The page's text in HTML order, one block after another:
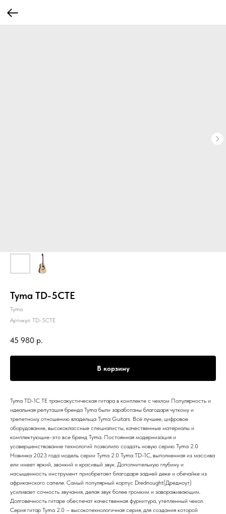
Tyma TD-5CTE
Tyma
Артикул: TD-5CTE
45 980 р.
В корзину
Tyma TD-1C TE трансакустическая гитара в комплекте с чехлом Популярность и
идеальная репутация бренда Tyma были заработаны благодаря чуткому и
трепетному отношению владельца Tyma Guitars. Всё лучшее, цифровое
оборудование, высококлассные специалисты, качественные материалы и
комплектующие-это все бренд Tyma. Постоянная модернизация и
усовершенствование технологий позволило создать новую серию Tyma 2.0
Новинка 2023 года модель серии Tyma 2.0 Tyma TD-1C, выполненная из массива
ели имеет яркий, звонкий и красивый звук. Дополнительную глубину и
насыщенность инструмент приобретает благодаря задней деке и обечайке из
африканского сапеле. Самый популярный корпус Drednought(Дредноут)
усиливает сочность звучания, делая звук более громким и завораживающим.
Долговечность гитаре обеспечат качественная фурнитура, утепленный чехол.
Серия гитар Tyma 2.0 – высокотехнологичная серия, для создания которой